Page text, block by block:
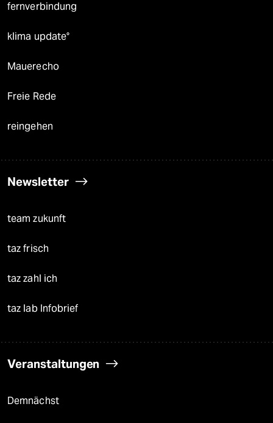
fernverbindung
klima update°
Mauerecho
Freie Rede
reingehen
Newsletter
team zukunft
taz frisch
taz zahl ich
taz lab Infobrief
Veranstaltungen
Demnächst